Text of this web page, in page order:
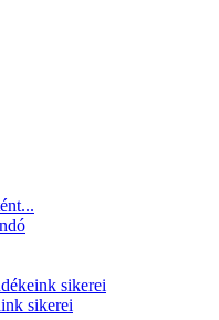
sikerei
sikerei